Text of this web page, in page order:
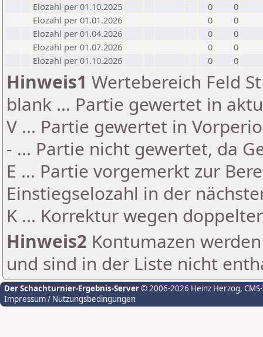
Elozahl per 01.10.2025
0
0
Elozahl per 01.01.2026
0
0
Elozahl per 01.04.2026
0
0
Elozahl per 01.07.2026
0
0
Elozahl per 01.10.2026
0 0
Hinweis1 Wertebereich Feld
blank ... Partie gewertet in
V ... Partie gewertet in
- ... Partie nicht gewertet, da
E ... Partie vorgemerkt zur
Einstiegselozahl in der
K ... Korrektur wegen
Hinweis2 Kontumazen
und sind in der Liste nicht
Der Schachturnier-Ergebnis-Server© 2006-2026 Heinz Herzog,
Impressum / Nutzungsbedingungen